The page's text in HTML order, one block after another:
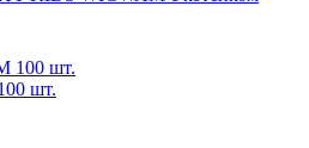
шт.